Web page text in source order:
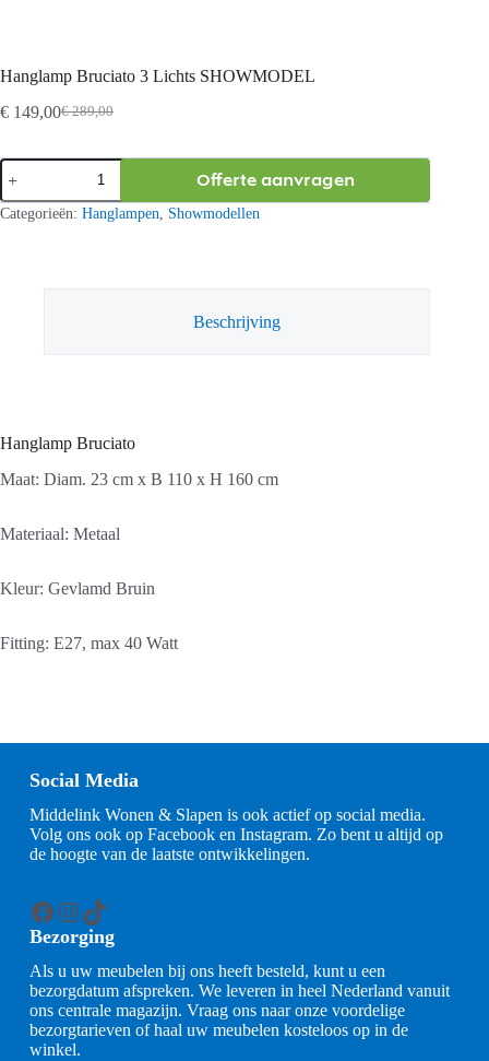
Hanglamp Bruciato 3 Lichts SHOWMODEL
€289,00
Oorspronkelijke
was:
€ 289,00.
€ 149,00Huidige
is:
€ 149,00.
Hanglamp
Bruciato
3
Lichts
Offerte aanvragen
Categorieën: Hanglampen Showmodellen
Beschrijving
Hanglamp Bruciato
Maat: Diam. 23 cm x B 110 x H 160 cm
Materiaal: Metaal
Kleur: Gevlamd Bruin
Fitting: E27, max 40 Watt
Social Media
Middelink Wonen & Slapen is ook actief op social media.
Volg ons ook op Facebook en Instagram. Zo bent u altijd op
de hoogte van de laatste ontwikkelingen.
Facebook
Instagram
TikTok
Bezorging
Als u uw meubelen bij ons heeft besteld, kunt u een
bezorgdatum afspreken. We leveren in heel Nederland vanuit
ons centrale magazijn. Vraag ons naar onze voordelige
bezorgtarieven of haal uw meubelen kosteloos op in de
winkel.